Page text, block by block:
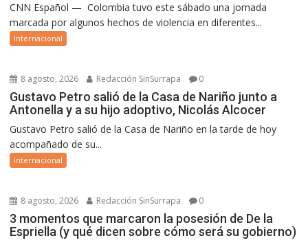
CNN Español — Colombia tuvo este sábado una jornada
marcada por algunos hechos de violencia en diferentes...
Internacional
8 agosto, 2026 Redacción SinSurrapa 0
Gustavo Petro salió de la Casa de Nariño junto a
Antonella y a su hijo adoptivo, Nicolás Alcocer
Gustavo Petro salió de la Casa de Nariño en la tarde de hoy
acompañado de su...
Internacional
8 agosto, 2026 Redacción SinSurrapa 0
3 momentos que marcaron la posesión de De la
Espriella (y qué dicen sobre cómo será su gobierno)